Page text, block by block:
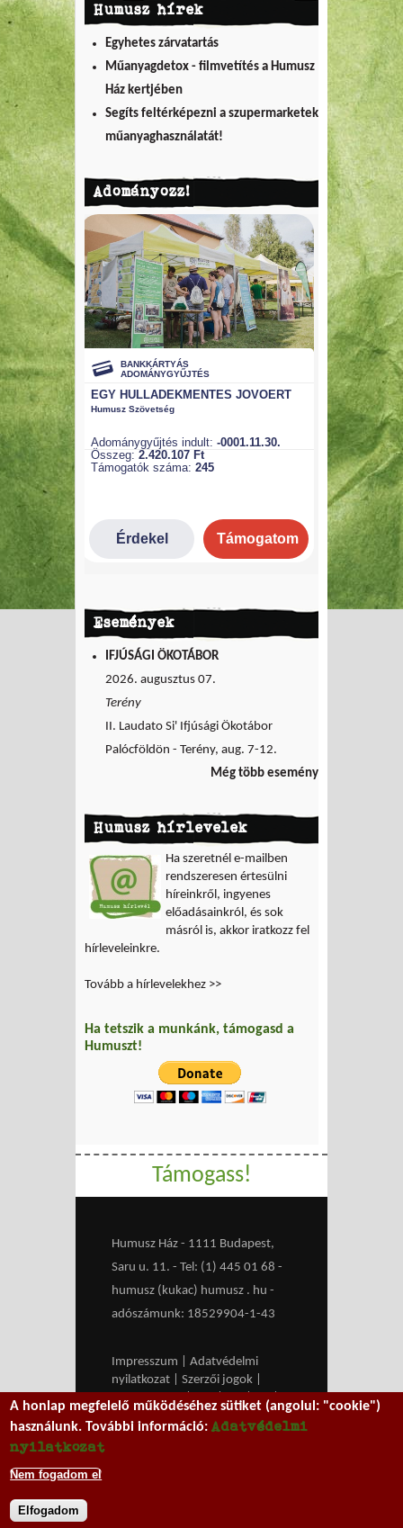
Humusz hírek
Egyhetes zárvatartás
Műanyagdetox - filmvetítés a Humusz
Ház kertjében
Segíts feltérképezni a szupermarketek
műanyaghasználatát!
Adományozz!
Események
IFJÚSÁGI ÖKOTÁBOR
2026. augusztus 07.
Terény
II. Laudato Si' Ifjúsági Ökotábor
Palócföldön - Terény, aug. 7-12.
Még több esemény
Humusz hírlevelek
Ha szeretnél e-mailben
rendszeresen értesülni
híreinkről, ingyenes
előadásainkról, és sok
másról is, akkor iratkozz fel
hírleveleinkre.
Tovább a hírlevelekhez >>
Ha tetszik a munkánk, támogasd a
Humuszt!
Támogass!
Humusz Ház - 1111 Budapest,
Saru u. 11. - Tel: (1) 445 01 68 -
humusz (kukac) humusz . hu -
adószámunk: 18529904-1-43
Impresszum
Adatvédelmi
nyilatkozat
Szerzői jogok
Médiaajánlat
RSS HU| EN
A honlap megfelelő működéséhez sütiket (angolul: "cookie")
használunk. További információ:Adatvédelmi
nyilatkozat
Nem fogadom el
Elfogadom